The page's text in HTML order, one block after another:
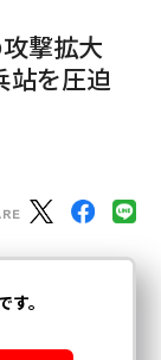
攻撃拡大
站を圧迫